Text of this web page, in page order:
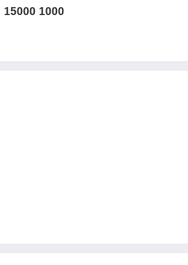
15000 1000